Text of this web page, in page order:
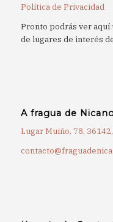
Política de Privacidad
Pronto podrás ver aquí
de lugares de interés
A fragua de
Lugar Muiño, 78,